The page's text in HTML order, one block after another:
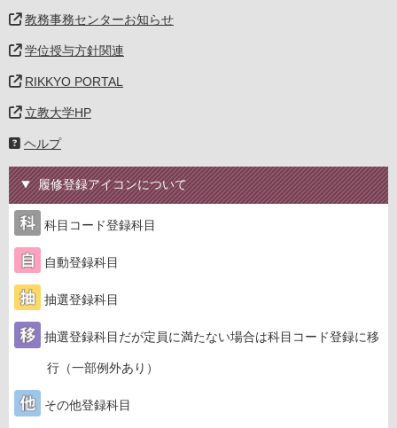
教務事務センターお知らせ
学位授与方針関連
RIKKYO PORTAL
立教大学HP
ヘルプ
履修登録アイコンについて
科目コード登録科目
自動登録科目
抽選登録科目
抽選登録科目だが定員に満たない場合は科目コード登録に移
行（一部例外あり）
その他登録科目